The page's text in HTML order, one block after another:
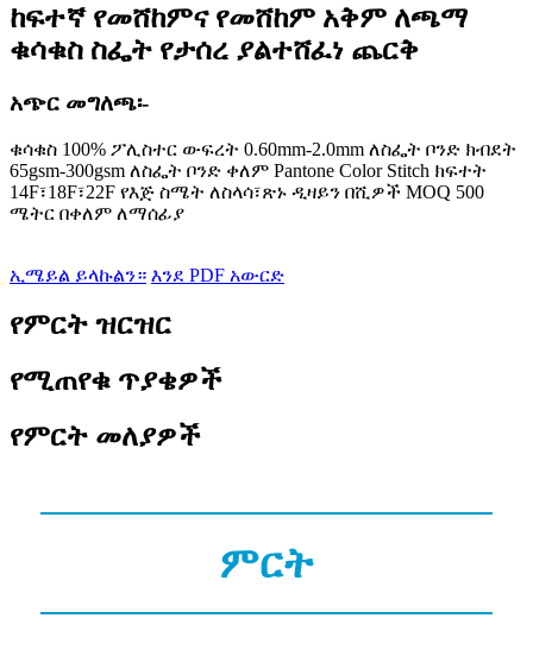
ከፍተኛ የመሸከምና የመሸከም አቅም ለጫማ
ቁሳቁስ ስፌት የታሰረ ያልተሸፈነ ጨርቅ
አጭር መግለጫ፡-
ቁሳቁስ 100% ፖሊስተር ውፍረት 0.60mm-2.0mm ለስፌት ቦንድ ክብደት
65gsm-300gsm ለስፌት ቦንድ ቀለም Pantone Color Stitch ክፍተት
14F፣18F፣22F የእጅ ስሜት ለስላሳ፣ጽኑ ዲዛይን በሺዎች MOQ 500
ሜትር በቀለም ለማሰፊያ
ኢሜይል ይላኩልን። እንደ PDF አውርድ
የምርት ዝርዝር
የሚጠየቁ ጥያቄዎች
የምርት መለያዎች
ምርት